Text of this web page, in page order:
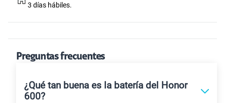
3 días hábiles.
Preguntas frecuentes
¿Qué tan buena es la batería del Honor
600?